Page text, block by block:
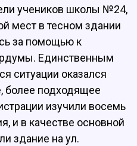
учеников школы №24,
мест в тесном здании
за помощью к
Единственным
ситуации оказался
более подходящее
изучили восемь
и в качестве основной
здание на ул.